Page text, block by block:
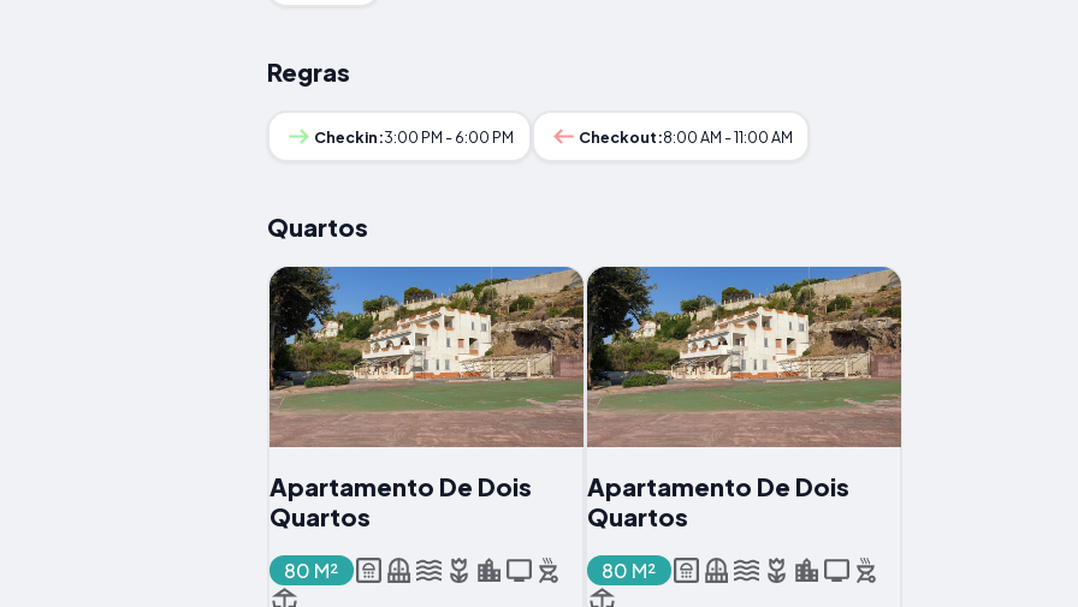
Regras
Checkin:3:00 PM - 6:00 PM Checkout:8:00 AM - 11:00 AM
Quartos
Apartamento De Dois
Quartos
80 M²
Apartamento De Dois
Quartos
80 M²